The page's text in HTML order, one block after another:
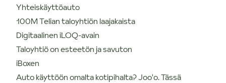
Yhteiskäyttöauto
100M Telian taloyhtiön laajakaista
Digitaalinen iLOQ-avain
Taloyhtiö on esteetön ja savuton
iBoxen
Auto käyttöön omalta kotipihalta? Joo'o. Tässä